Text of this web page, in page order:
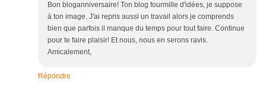
Bon bloganniversaire! Ton blog fourmille d'idées, je suppose
à ton image. J'ai repris aussi un travail alors je comprends
bien que parfois il manque du temps pour tout faire. Continue
pour te faire plaisir! Et nous, nous en serons ravis.
Amicalement,
Répondre